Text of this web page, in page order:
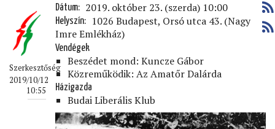
Szerkesztőség
2019/10/12
10:55
Dátum 2019. október 23. (szerda) 10:00
Helyszín
1026 Budapest, Orsó utca 43. (Nagy
Imre Emlékház)
Vendégek
Beszédet mond: Kuncze Gábor
Közreműködik: Az Amatőr Dalárda
Házigazda
Budai Liberális Klub